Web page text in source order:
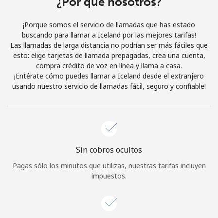
o
Continuar con
¡Porque somos el servicio de llamadas que has estado
buscando para llamar a Iceland por las mejores tarifas!
Las llamadas de larga distancia no podrían ser más fáciles que
esto: elige tarjetas de llamada prepagadas, crea una cuenta,
compra crédito de voz en línea y llama a casa.
¡Entérate cómo puedes llamar a Iceland desde el extranjero
usando nuestro servicio de llamadas fácil, seguro y confiable!
Sin cobros ocultos
Pagas sólo los minutos que utilizas, nuestras tarifas incluyen
impuestos.